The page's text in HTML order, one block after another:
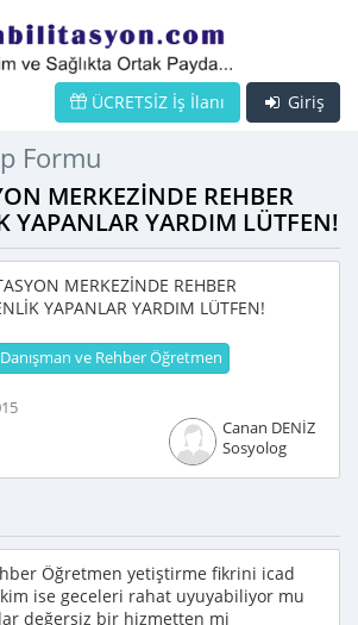
Giriş
ÜCRETSİZ İş İlanı
Formu
MERKEZİNDE REHBER
YAPANLAR YARDIM LÜTFEN!
MERKEZİNDE REHBER
YAPANLAR YARDIM LÜTFEN!
ve Rehber Öğretmen
Canan DENİZ
Sosyolog
Öğretmen yetiştirme fikrini icad
ise geceleri rahat uyuyabiliyor mu
değersiz bir hizmetten mi